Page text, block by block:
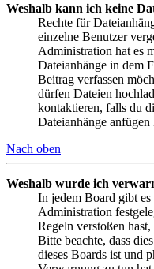
Weshalb kann ich keine
Rechte für
einzelne Benutzer
Administration hat es
Dateianhänge in dem
Beitrag verfassen
dürfen Dateien
kontaktieren, falls du
Dateianhänge anfügen
Nach oben
Weshalb wurde ich
In jedem Board gibt
Administration
Regeln verstoßen
Bitte beachte, dass
dieses Boards ist und